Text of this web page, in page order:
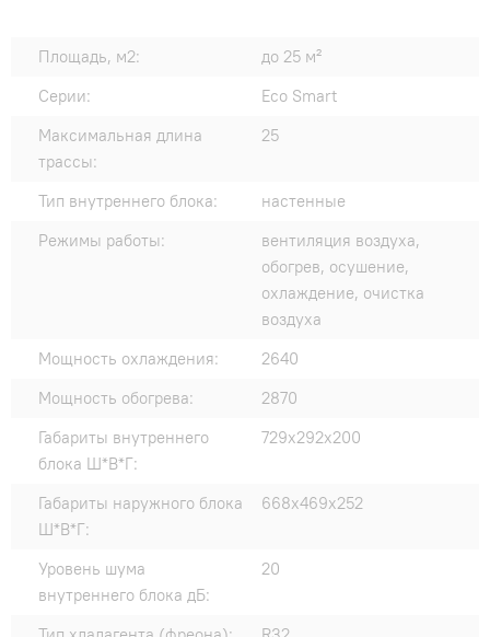
Площадь, м2:
до 25 м²
Серии:
Eco Smart
Максимальная длина
трассы:
25
Тип внутреннего блока:
настенные
Режимы работы:
вентиляция воздуха,
обогрев, осушение,
охлаждение, очистка
воздуха
Мощность охлаждения:
2640
Мощность обогрева:
2870
Габариты внутреннего
блока Ш*В*Г:
729x292x200
Габариты наружного блока
Ш*В*Г:
668x469x252
Уровень шума
внутреннего блока дБ:
20